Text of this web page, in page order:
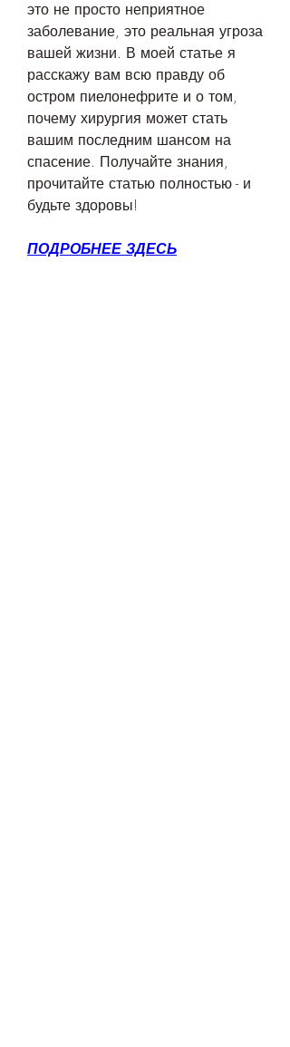
это не просто неприятное
заболевание, это реальная угроза
вашей жизни. В моей статье я
расскажу вам всю правду об
остром пиелонефрите и о том,
почему хирургия может стать
вашим последним шансом на
спасение. Получайте знания,
прочитайте статью полностью - и
будьте здоровы!
ПОДРОБНЕЕ ЗДЕСЬ